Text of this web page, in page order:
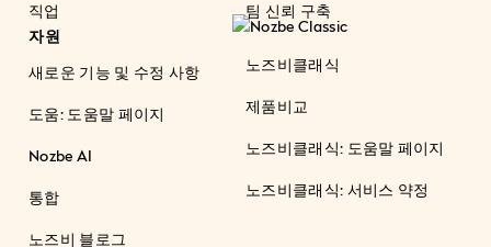
직업
팀 신뢰 구축
자원
새로운 기능 및 수정 사항
도움: 도움말 페이지
Nozbe AI
통합
노즈비 블로그
노즈비클래식
제품비교
노즈비클래식: 도움말 페이지
노즈비클래식: 서비스 약정